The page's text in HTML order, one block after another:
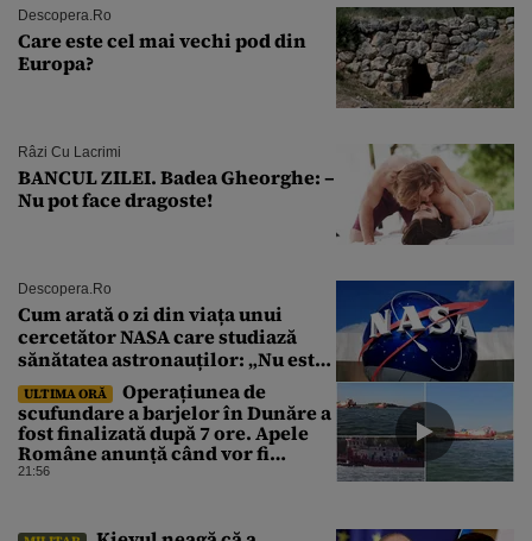
Descopera.ro
Care este cel mai vechi pod din
Europa?
Râzi Cu Lacrimi
BANCUL ZILEI. Badea Gheorghe: –
Nu pot face dragoste!
Descopera.ro
Cum arată o zi din viața unui
cercetător NASA care studiază
sănătatea astronauților: „Nu este
o știință complicată”
ULTIMA ORĂ
Operațiunea de
scufundare a barjelor în Dunăre a
fost finalizată după 7 ore. Apele
Române anunță când vor fi
simțite efectele
21:56